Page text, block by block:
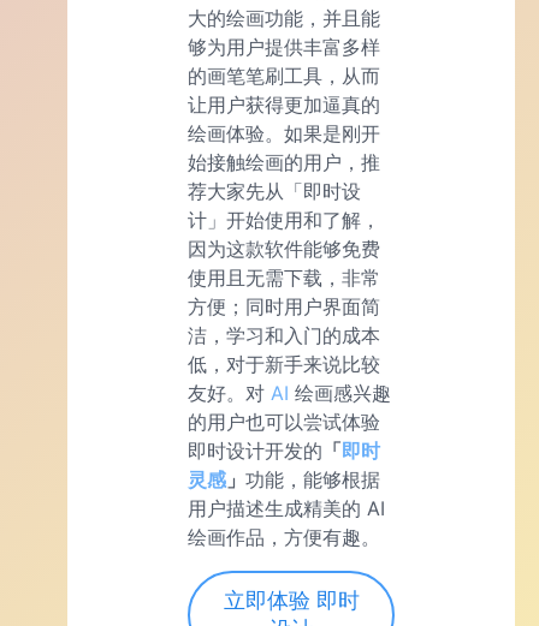
大的绘画功能，并且能
够为用户提供丰富多样
的画笔笔刷工具，从而
让用户获得更加逼真的
绘画体验。如果是刚开
始接触绘画的用户，推
荐大家先从「即时设
计」开始使用和了解，
因为这款软件能够免费
使用且无需下载，非常
方便；同时用户界面简
洁，学习和入门的成本
低，对于新手来说比较
友好。对 AI 绘画感兴趣
的用户也可以尝试体验
即时设计开发的 「即时
灵感 」 功能，能够根据
用户描述生成精美的 AI
绘画作品，方便有趣。
立即体验 即时